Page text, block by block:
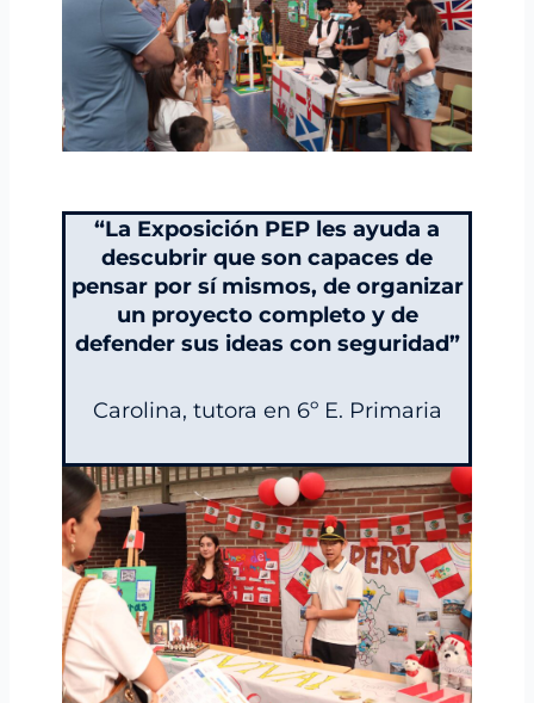
“La Exposición PEP les ayuda a
descubrir que son capaces de
pensar por sí mismos, de organizar
un proyecto completo y de
defender sus ideas con seguridad”
Carolina, tutora en 6º E. Primaria